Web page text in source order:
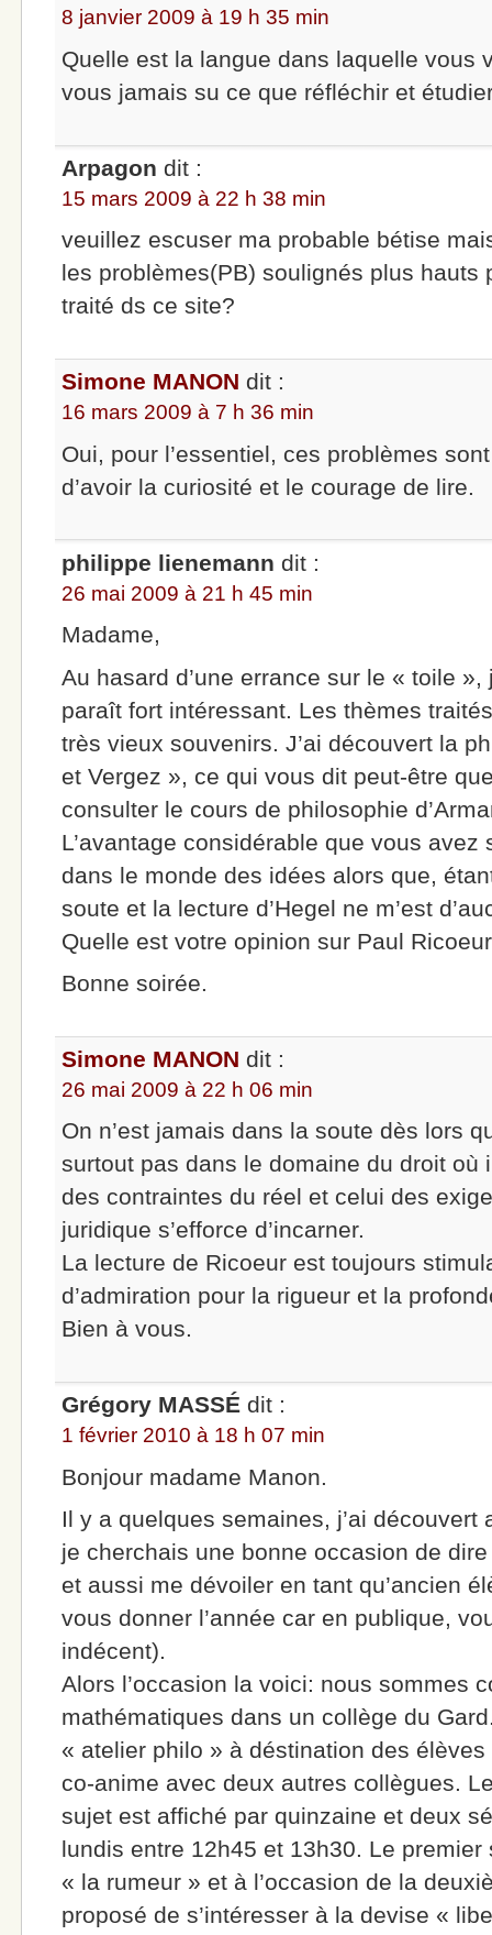
8 janvier 2009 à 19 h 35 min
Quelle est la langue dans laquelle vous
vous jamais su ce que réfléchir et
Arpagon dit :
15 mars 2009 à 22 h 38 min
veuillez escuser ma probable bétise
les problèmes(PB) soulignés plus hauts
traité ds ce site?
Simone MANON dit :
16 mars 2009 à 7 h 36 min
Oui, pour l’essentiel, ces problèmes
d’avoir la curiosité et le courage de lire.
philippe lienemann dit :
26 mai 2009 à 21 h 45 min
Madame,
Au hasard d’une errance sur le « toile
paraît fort intéressant. Les thèmes
très vieux souvenirs. J’ai découvert la
et Vergez », ce qui vous dit peut-être
consulter le cours de philosophie
L’avantage considérable que vous
dans le monde des idées alors que,
soute et la lecture d’Hegel ne m’est
Quelle est votre opinion sur Paul
Bonne soirée.
Simone MANON dit :
26 mai 2009 à 22 h 06 min
On n’est jamais dans la soute dès lors
surtout pas dans le domaine du droit où
des contraintes du réel et celui des
juridique s’efforce d’incarner.
La lecture de Ricoeur est toujours
d’admiration pour la rigueur et la
Bien à vous.
Grégory MASSÉ dit :
1 février 2010 à 18 h 07 min
Bonjour madame Manon.
Il y a quelques semaines, j’ai
je cherchais une bonne occasion de
et aussi me dévoiler en tant qu’ancien
vous donner l’année car en publique,
indécent).
Alors l’occasion la voici: nous sommes
mathématiques dans un collège du
« atelier philo » à déstination des
co-anime avec deux autres collègues.
sujet est affiché par quinzaine et deux
lundis entre 12h45 et 13h30. Le premier
« la rumeur » et à l’occasion de la
proposé de s’intéresser à la devise «